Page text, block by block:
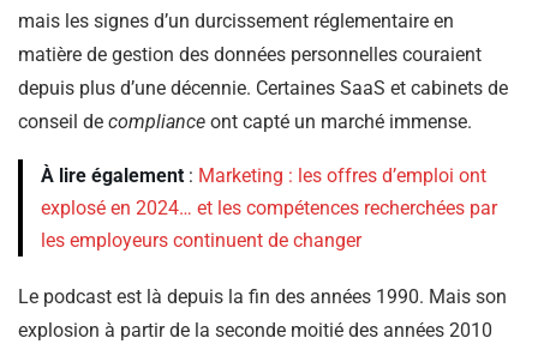
mais les signes d’un durcissement réglementaire en
matière de gestion des données personnelles couraient
depuis plus d’une décennie. Certaines SaaS et cabinets de
conseil de compliance ont capté un marché immense.
À lire également : Marketing : les offres d’emploi ont
explosé en 2024… et les compétences recherchées par
les employeurs continuent de changer
Le podcast est là depuis la fin des années 1990. Mais son
explosion à partir de la seconde moitié des années 2010